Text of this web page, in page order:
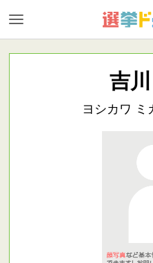
吉
ヨシカワ ミ